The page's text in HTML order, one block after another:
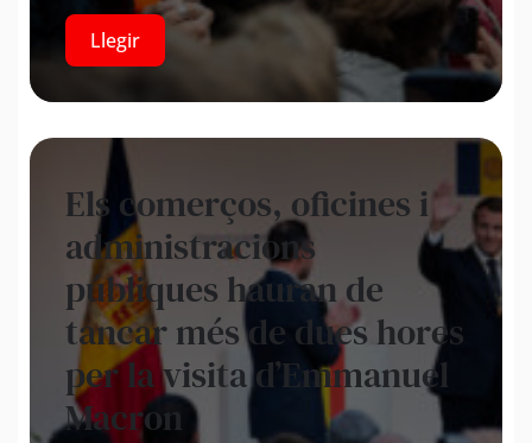
Llegir
Els comerços, oficines i
administracions
públiques hauran de
tancar més de dues hores
per la visita d’Emmanuel
Macron